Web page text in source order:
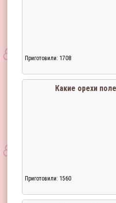
Приготовили: 1708
Какие орехи
Приготовили: 1560